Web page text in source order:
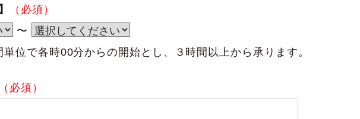
（必須）
〜
位で各時00分からの開始とし、３時間以上から承ります。
（必須）